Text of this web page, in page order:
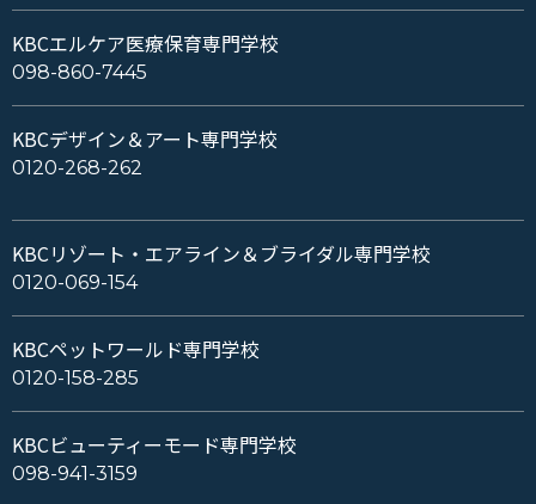
KBCエルケア医療保育専門学校
098-860-7445
KBCデザイン＆アート専門学校
0120-268-262
KBCリゾート・エアライン＆ブライダル専門学校
0120-069-154
KBCペットワールド専門学校
0120-158-285
KBCビューティーモード専門学校
098-941-3159